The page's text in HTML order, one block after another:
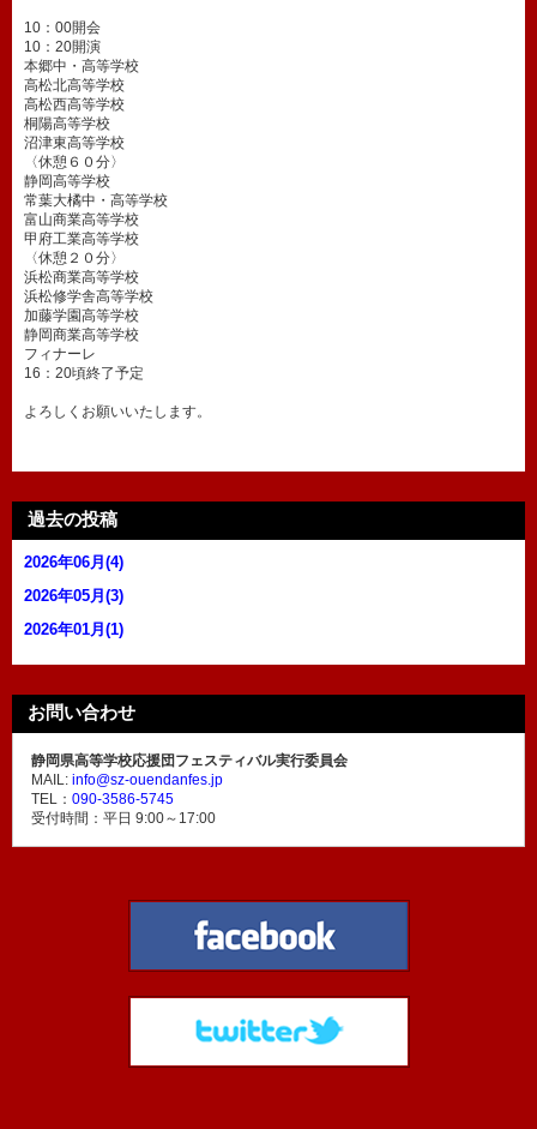
10：00開会
10：20開演
本郷中・高等学校
高松北高等学校
高松西高等学校
桐陽高等学校
沼津東高等学校
〈休憩６０分〉
静岡高等学校
常葉大橘中・高等学校
富山商業高等学校
甲府工業高等学校
〈休憩２０分〉
浜松商業高等学校
浜松修学舎高等学校
加藤学園高等学校
静岡商業高等学校
フィナーレ
16：20頃終了予定
よろしくお願いいたします。
過去の投稿
2026年06月(4)
2026年05月(3)
2026年01月(1)
お問い合わせ
静岡県高等学校応援団フェスティバル実行委員会
MAIL: info@sz-ouendanfes.jp
TEL： 090-3586-5745
受付時間：平日 9:00～17:00